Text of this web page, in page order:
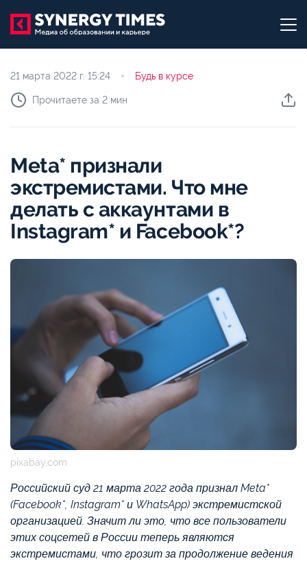
21 марта 2022 г. 15:24 Будь в курсе
Прочитаете за 2 мин
Meta* признали
экстремистами. Что мне
делать с аккаунтами в
Instagram* и Facebook*?
pixabay.com
Российский суд 21 марта 2022 года признал Meta*
(Facebook*, Instagram* и WhatsApp) экстремистской
организацией. Значит ли это, что все пользователи
этих соцсетей в России теперь являются
экстремистами, что грозит за продолжение ведения